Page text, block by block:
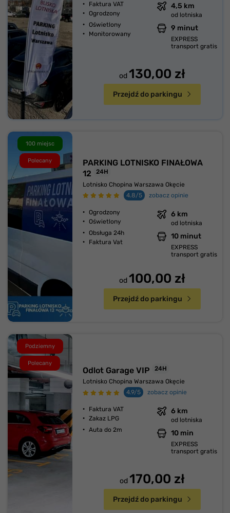
Faktura VAT
Ogrodzony
Oświetlony
Monitorowany
4,5 km
od lotniska
9 minut
EXPRESS
transport gratis
od 130,00 zł
Przejdź do parkingu
100 miejsc
Polecany
PARKING LOTNISKO FINAŁOWA
12
24H
Lotnisko Chopina Warszawa Okęcie
4.8/5
zobacz opinie
Ogrodzony
Oświetlony
Obsługa 24h
Faktura Vat
6 km
od lotniska
10 minut
EXPRESS
transport gratis
od 100,00 zł
Przejdź do parkingu
Podziemny
Polecany
Odlot Garage VIP
24H
Lotnisko Chopina Warszawa Okęcie
4.9/5
zobacz opinie
Faktura VAT
Zakaz LPG
Auta do 2m
6 km
od lotniska
10 min
EXPRESS
transport gratis
od 170,00 zł
Przejdź do parkingu